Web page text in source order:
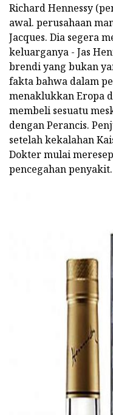
Richard Hennessy
awal. perusahaan
Jacques. Dia segera
keluarganya - Jas
brendi yang bukan
fakta bahwa dalam
menaklukkan Eropa
membeli sesuatu
dengan Perancis.
setelah kekalahan
Dokter mulai
pencegahan penyakit.